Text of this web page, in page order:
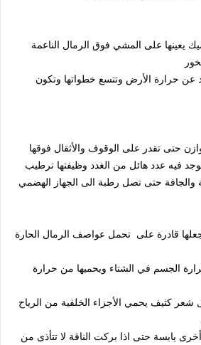
على المشي فوق الرمال الناعمة
عن حرارة الأرض وتتسع خطواتها وتكون
حتى تقدر على الوقوف والأثقال فوقها
فيه عدد هائل من الغدد وظيفتها ترطيب
والجافة حتى تصل رطبة الى الجهاز الهضمي
قادرة على تحمل عواصف الرمال الحارة
الجسم في الشتاء ويحميها من حرارة
شعر كثيف يحمي الأجزاء الخلفية من الرياح
يابسة حتى اذا بركت الناقة لا تتأذى من